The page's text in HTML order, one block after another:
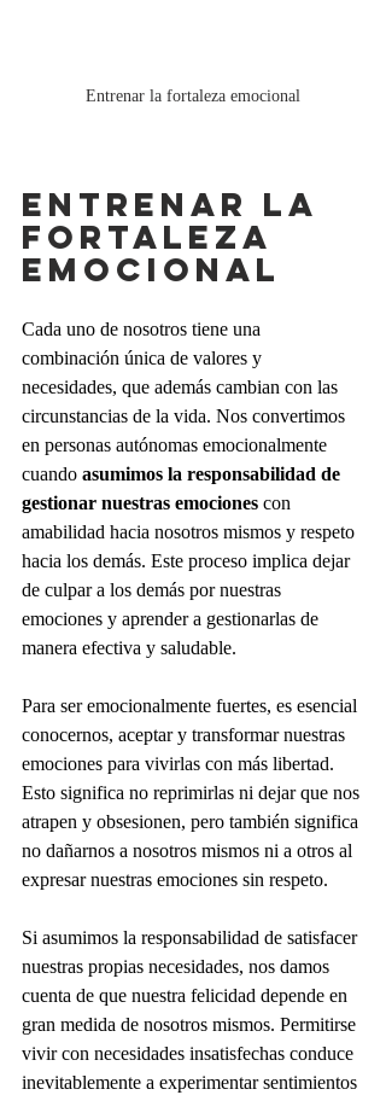
Entrenar la fortaleza emocional
ENTRENAR LA
FORTALEZA
EMOCIONAL
Cada uno de nosotros tiene una
combinación única de valores y
necesidades, que además cambian con las
circunstancias de la vida. Nos convertimos
en personas autónomas emocionalmente
cuando asumimos la responsabilidad de
gestionar nuestras emociones con
amabilidad hacia nosotros mismos y respeto
hacia los demás. Este proceso implica dejar
de culpar a los demás por nuestras
emociones y aprender a gestionarlas de
manera efectiva y saludable.
Para ser emocionalmente fuertes, es esencial
conocernos, aceptar y transformar nuestras
emociones para vivirlas con más libertad.
Esto significa no reprimirlas ni dejar que nos
atrapen y obsesionen, pero también significa
no dañarnos a nosotros mismos ni a otros al
expresar nuestras emociones sin respeto.
Si asumimos la responsabilidad de satisfacer
nuestras propias necesidades, nos damos
cuenta de que nuestra felicidad depende en
gran medida de nosotros mismos. Permitirse
vivir con necesidades insatisfechas conduce
inevitablemente a experimentar sentimientos